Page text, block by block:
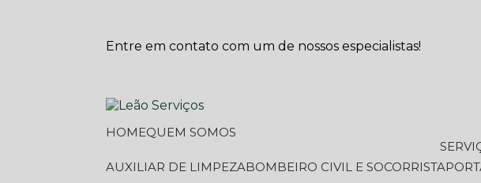
Entre em contato com um de nossos especialistas!
HOME
QUEM SOMOS
AUXILIAR DE LIMPEZA
BOMBEIRO CIVIL E SOCORRISTA